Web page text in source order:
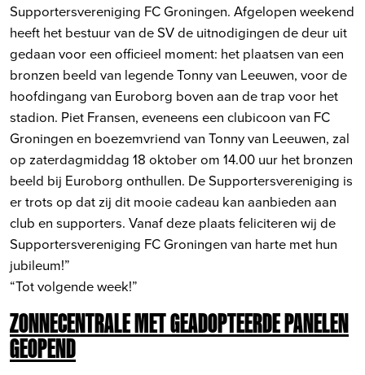
Supportersvereniging FC Groningen. Afgelopen weekend
heeft het bestuur van de SV de uitnodigingen de deur uit
gedaan voor een officieel moment: het plaatsen van een
bronzen beeld van legende Tonny van Leeuwen, voor de
hoofdingang van Euroborg boven aan de trap voor het
stadion. Piet Fransen, eveneens een clubicoon van FC
Groningen en boezemvriend van Tonny van Leeuwen, zal
op zaterdagmiddag 18 oktober om 14.00 uur het bronzen
beeld bij Euroborg onthullen. De Supportersvereniging is
er trots op dat zij dit mooie cadeau kan aanbieden aan
club en supporters. Vanaf deze plaats feliciteren wij de
Supportersvereniging FC Groningen van harte met hun
jubileum!”
“Tot volgende week!”
ZONNECENTRALE MET GEADOPTEERDE PANELEN
GEOPEND